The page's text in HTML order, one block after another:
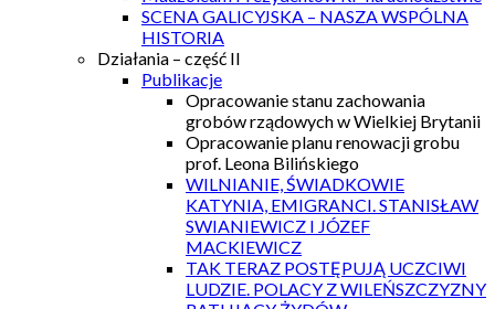
SCENA GALICYJSKA – NASZA WSPÓLNA
HISTORIA
Działania – część II
Publikacje
Opracowanie stanu zachowania
grobów rządowych w Wielkiej Brytanii
Opracowanie planu renowacji grobu
prof. Leona Bilińskiego
WILNIANIE, ŚWIADKOWIE
KATYNIA, EMIGRANCI. STANISŁAW
SWIANIEWICZ I JÓZEF
MACKIEWICZ
TAK TERAZ POSTĘPUJĄ UCZCIWI
LUDZIE. POLACY Z WILEŃSZCZYZNY